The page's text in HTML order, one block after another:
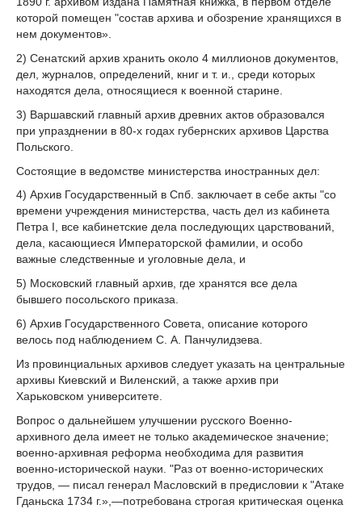
которой помещен "состав архива и обозрение хранящихся в
нем документов».
2) Сенатский архив хранить около 4 миллионов документов,
дел, журналов, определений, книг и т. и., среди которых
находятся дела, относящиеся к военной старине.
3) Варшавский главный архив древних актов образовался
при упразднении в 80-х годах губернских архивов Царства
Польского.
Состоящие в ведомстве министерства иностранных дел:
4) Архив Государственный в Спб. заключает в себе акты "со
времени учреждения министерства, часть дел из кабинета
Петра I, все кабинетские дела последующих царствований,
дела, касающиеся Императорской фамилии, и особо
важные следственные и уголовные дела, и
5) Московский главный архив, где хранятся все дела
бывшего посольского приказа.
6) Архив Государственного Совета, описание которого
велось под наблюдением С. А. Панчулидзева.
Из провинциальных архивов следует указать на центральные
архивы Киевский и Виленский, а также архив при
Харьковском университете.
Вопрос о дальнейшем улучшении русского Военно-
архивного дела имеет не только академическое значение;
военно-архивная реформа необходима для развития
военно-исторической науки. "Раз от военно-исторических
трудов, — писал генерал Масловский в предисловии к "Атаке
Гданьска 1734 г.»,—потребована строгая критическая оценка